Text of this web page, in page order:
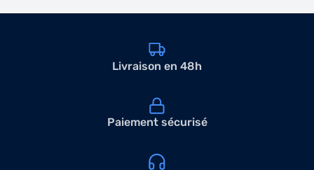
Livraison en 48h
Paiement sécurisé